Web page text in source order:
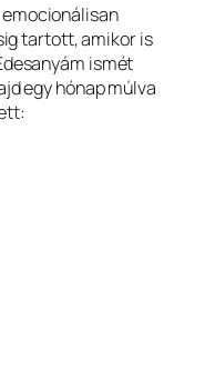
tartott, amikor is
ismét
egy hónap múlva